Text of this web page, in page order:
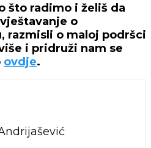
što radimo i želiš da
o
razmisli o maloj podršci
i pridruži nam se
ovdje.